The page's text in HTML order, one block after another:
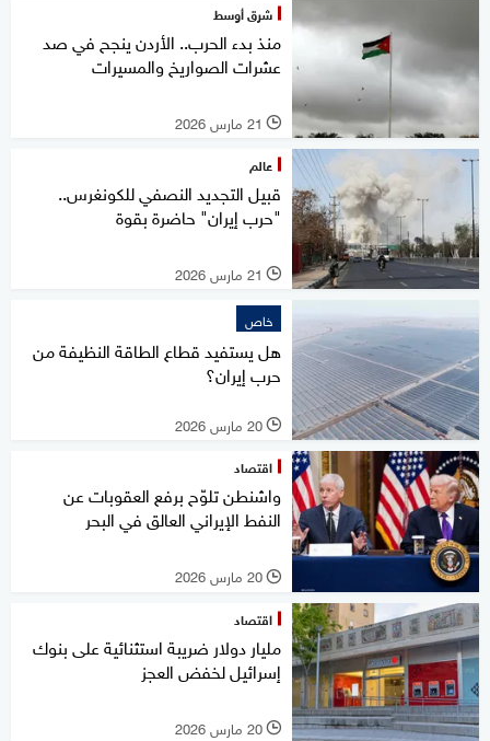
شرق أوسط
منذ بدء الحرب.. الأردن ينجح في صد
عشرات الصواريخ والمسيرات
l 21 مارس 2026
عالم
قبيل التجديد النصفي للكونغرس..
"حرب إيران" حاضرة بقوة
l 21 مارس 2026
خاص
هل يستفيد قطاع الطاقة النظيفة من
حرب إيران؟
l 20 مارس 2026
اقتصاد
واشنطن تلوّح برفع العقوبات عن
النفط الإيراني العالق في البحر
l 20 مارس 2026
اقتصاد
مليار دولار ضريبة استثنائية على بنوك
إسرائيل لخفض العجز
l 20 مارس 2026